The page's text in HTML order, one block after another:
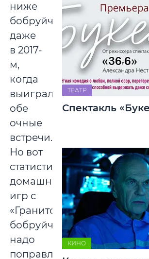
ниже
бобруйчан,
даже
в 2017-
м,
когда
выиграла
обе
очные
встречи.
Но вот
статистику
домашних
игр с
«Гранитом»
бобруйчанам
надо
поправлять
ТЕАТР
Спектакль
КИНО